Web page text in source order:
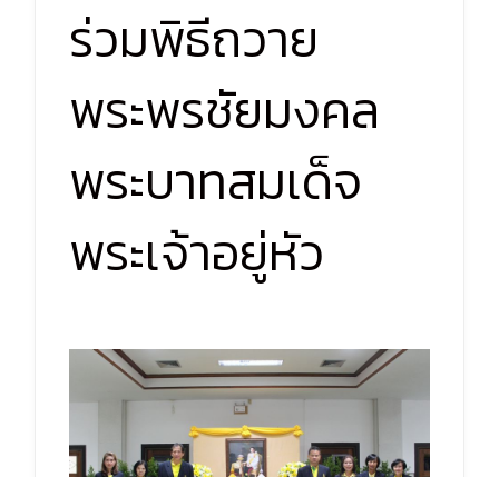
ร่วมพิธีถวาย
พระพรชัยมงคล
พระบาทสมเด็จ
พระเจ้าอยู่หัว